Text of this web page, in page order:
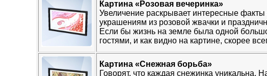
Картина «Розовая вечеринка»
Увеличение раскрывает интересные
украшениям из розовой жвачки и
Если бы жизнь на земле была одной
гостями, и как видно на картине, скорее
Картина «Снежная борьба»
Говорят, что каждая снежинка уникальна.